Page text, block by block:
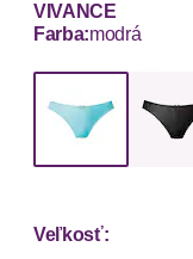
VIVANCE
Farba:modrá
Veľkosť: